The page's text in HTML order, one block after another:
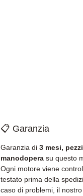
📋 Garanzia
Garanzia di 3 mesi,
manodopera su questo
Ogni motore viene
testato prima della
caso di problemi, il